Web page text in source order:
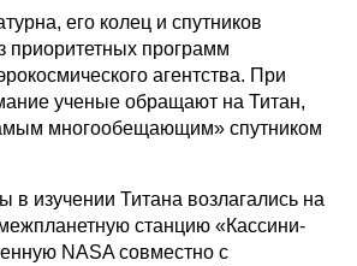
его колец и спутников
приоритетных программ
агентства. При
ученые обращают на Титан,
многообещающим» спутником
изучении Титана возлагались на
станцию «Кассини-
NASA совместно с